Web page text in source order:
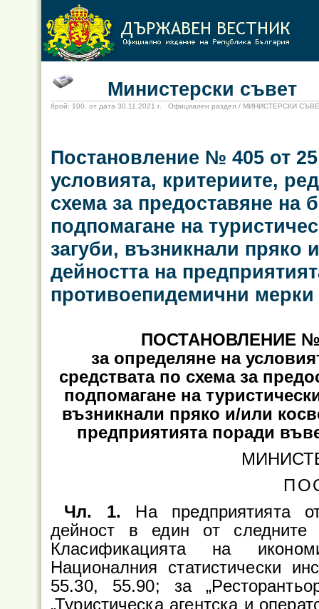
Министерски съвет
брой: 100, от дата 30.11.2021 г. Официален раздел / МИНИСТЕРСКИ
Постановление № 405 от
условията, критериите,
схема за предоставяне на
подпомагане на
загуби, възникнали пряко
дейността на
противоепидемични мерки
ПОСТАНОВЛЕНИЕ №
за определяне на
средствата по схема за
подпомагане на
възникнали пряко и/или
предприятията поради
Чл. 1. На предприятията
дейност в един от
Класификацията на
Националния статистически
55.30, 55.90; за
„Туристическа агентска и